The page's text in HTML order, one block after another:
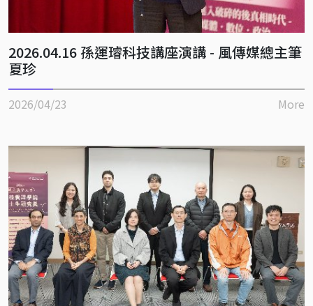
2026.04.16 孫運璿科技講座演講 - 風傳媒總主筆
夏珍
2026/04/23 More